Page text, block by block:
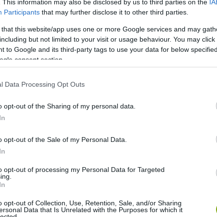
This information may also be disclosed by us to third parties on the
Participants that may further disclose it to other third parties.
that this website/app uses one or more Google services and may
but not limited to your visit or usage behaviour. You may
to Google and its third-party tags to use your data for below
consent section.
Data Processing Opt Outs
opt-out of the Sharing of my personal data.
opt-out of the Sale of my Personal Data.
opt-out of processing my Personal Data for Targeted
opt-out of Collection, Use, Retention, Sale, and/or Sharing
Data that Is Unrelated with the Purposes for which it
az 1990-es évekig, amikor bezárt a katonai
törődtek az állatokkal, majd egy ügynökség vette át a
is bezárt. 2006-ban pedig elindultak az első túrák az
a túrák újraindításával, az erőfeszítéseiket nem
ők ismételten a programok beindításán fáradoznak.